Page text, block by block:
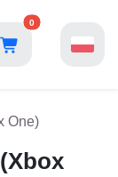
0
One)